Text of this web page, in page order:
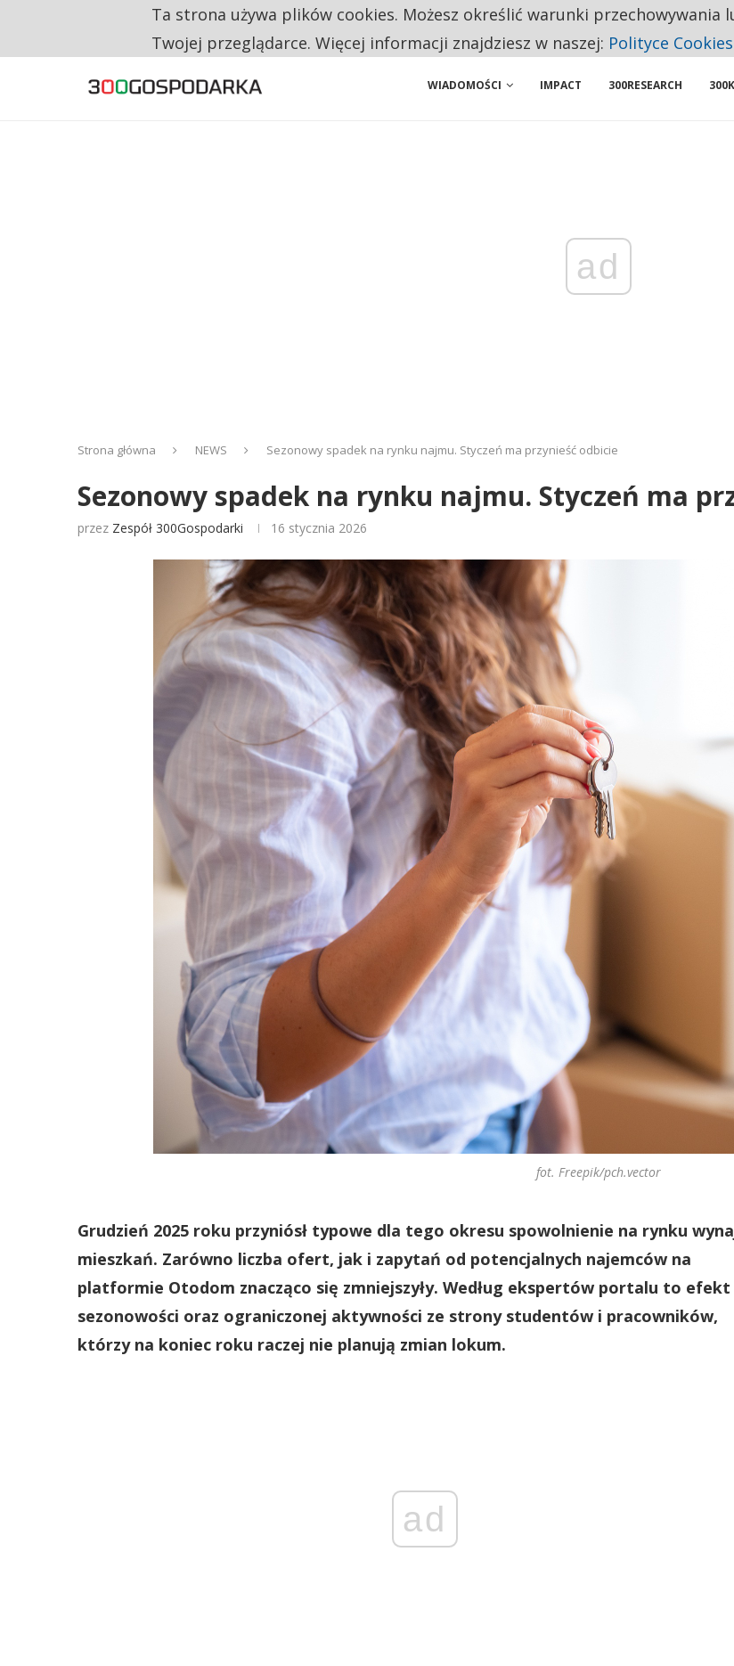
RESTRYKCJE CHIN UDERZAJĄ W EUROPEJSKI PRZEMYSŁ. NA LIŚCIE SĄ DWA PODMIOTY Z POLSKI
WIADOMOŚCI IMPACT 300RESEARCH
ad
Strona główna NEWS Sezonowy spadek na rynku najmu. Styczeń ma przynieść odbicie
Sezonowy spadek na rynku najmu. Styczeń ma
przez Zespół 300Gospodarki 16 stycznia 2026
fot. Freepik/pch.vector
Grudzień 2025 roku przyniósł typowe dla tego okresu spowolnienie na rynku
mieszkań. Zarówno liczba ofert, jak i zapytań od potencjalnych najemców na
platformie Otodom znacząco się zmniejszyły. Według ekspertów portalu to efekt
sezonowości oraz ograniczonej aktywności ze strony studentów i pracowników,
którzy na koniec roku raczej nie planują zmian lokum.
ad
Ta strona używa plików cookies. Możesz określić warunki
Twojej przeglądarce. Więcej informacji znajdziesz w naszej: Polityce Cookies